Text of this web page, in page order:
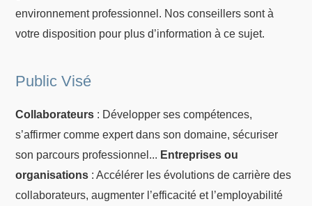
environnement professionnel. Nos conseillers sont à
votre disposition pour plus d’information à ce sujet.
Public Visé
Collaborateurs : Développer ses compétences,
s’affirmer comme expert dans son domaine, sécuriser
son parcours professionnel... Entreprises ou
organisations : Accélérer les évolutions de carrière des
collaborateurs, augmenter l’efficacité et l’employabilité